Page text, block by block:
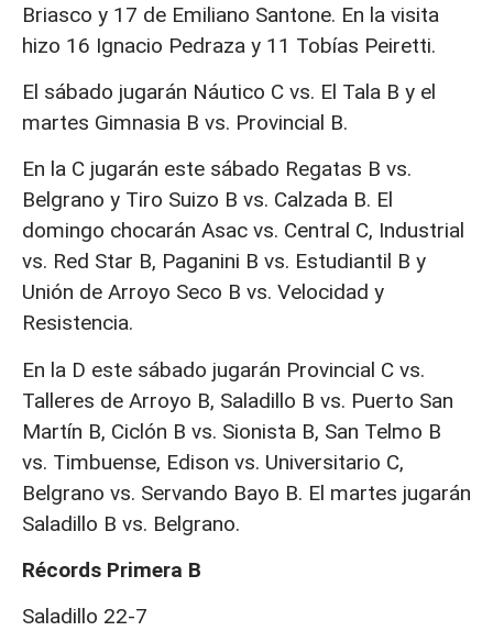
Briasco y 17 de Emiliano Santone. En la visita
hizo 16 Ignacio Pedraza y 11 Tobías Peiretti.
El sábado jugarán Náutico C vs. El Tala B y el
martes Gimnasia B vs. Provincial B.
En la C jugarán este sábado Regatas B vs.
Belgrano y Tiro Suizo B vs. Calzada B. El
domingo chocarán Asac vs. Central C, Industrial
vs. Red Star B, Paganini B vs. Estudiantil B y
Unión de Arroyo Seco B vs. Velocidad y
Resistencia.
En la D este sábado jugarán Provincial C vs.
Talleres de Arroyo B, Saladillo B vs. Puerto San
Martín B, Ciclón B vs. Sionista B, San Telmo B
vs. Timbuense, Edison vs. Universitario C,
Belgrano vs. Servando Bayo B. El martes jugarán
Saladillo B vs. Belgrano.
Récords Primera B
Saladillo 22-7